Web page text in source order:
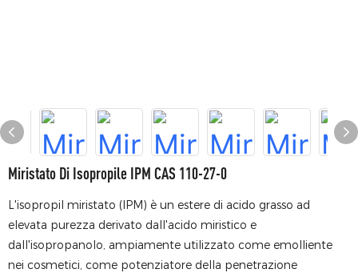
Miristato Di Isopropile IPM CAS 110-27-0
L'isopropil miristato (IPM) è un estere di acido grasso ad
elevata purezza derivato dall'acido miristico e
dall'isopropanolo, ampiamente utilizzato come emolliente
nei cosmetici, come potenziatore della penetrazione